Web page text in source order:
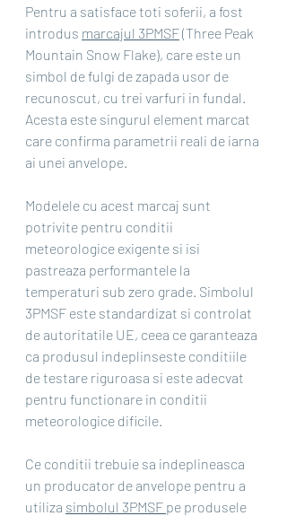
Pentru a satisface toti soferii, a fost
introdus marcajul 3PMSF (Three Peak
Mountain Snow Flake), care este un
simbol de fulgi de zapada usor de
recunoscut, cu trei varfuri in fundal.
Acesta este singurul element marcat
care confirma parametrii reali de iarna
ai unei anvelope.
Modelele cu acest marcaj sunt
potrivite pentru conditii
meteorologice exigente si isi
pastreaza performantele la
temperaturi sub zero grade. Simbolul
3PMSF este standardizat si controlat
de autoritatile UE, ceea ce garanteaza
ca produsul indeplinseste conditiile
de testare riguroasa si este adecvat
pentru functionare in conditii
meteorologice dificile.
Ce conditii trebuie sa indeplineasca
un producator de anvelope pentru a
utiliza simbolul 3PMSF pe produsele